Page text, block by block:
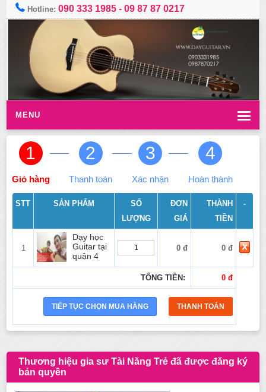
Hotline:090 333 1985 -09 87 87 0217
MENU
1
Giỏ hàng
2
Thanh toán
3
Xác nhận
4
Hoàn thành
STT SẢN PHẨM
SỐ
LƯỢNG
ĐƠN
GIÁ
THÀNH
TIỀN
-
1
Dạy học
Guitar tại
quận 4
0 đ 0 đ
TỔNG TIỀN: 0 đ
Thương hiệu gia sư Tài Năng Trẻ đã được đăng ký
bản quyền